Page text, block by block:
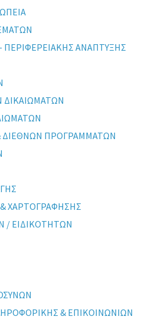
ΠΕΡΙΦΕΡΕΙΑΚΗΣ ΑΝΑΠΤΥΞΗΣ
ΔΙΚΑΙΩΜΑΤΩΝ
ΔΙΕΘΝΩΝ ΠΡΟΓΡΑΜΜΑΤΩΝ
ΧΑΡΤΟΓΡΑΦΗΣΗΣ
/ ΕΙΔΙΚΟΤΗΤΩΝ
& ΕΠΙΚΟΙΝΩΝΙΩΝ